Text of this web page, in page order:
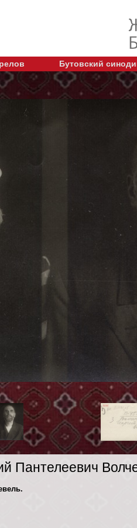
Бутовский
Пантелеевич